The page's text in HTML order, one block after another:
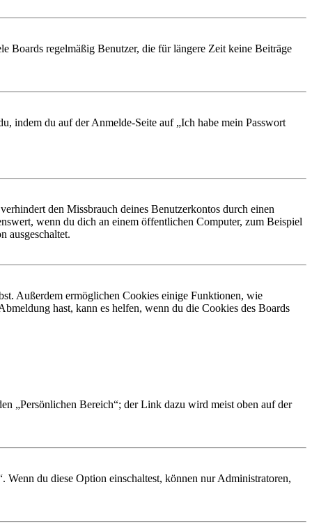
Boards regelmäßig Benutzer, die für längere Zeit keine Beiträge
indem du auf der Anmelde-Seite auf „Ich habe mein Passwort
den Missbrauch deines Benutzerkontos durch einen
wenn du dich an einem öffentlichen Computer, zum Beispiel
ausgeschaltet.
Außerdem ermöglichen Cookies einige Funktionen, wie
hast, kann es helfen, wenn du die Cookies des Boards
„Persönlichen Bereich“; der Link dazu wird meist oben auf der
du diese Option einschaltest, können nur Administratoren,